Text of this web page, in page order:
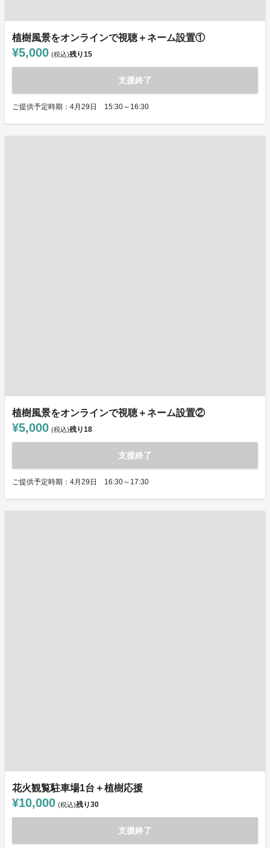
植樹風景をオンラインで視聴＋ネーム設置①
¥5,000 (税込)残り15
支援終了
ご提供予定時期：4月29日 15:30～16:30
植樹風景をオンラインで視聴＋ネーム設置②
¥5,000 (税込)残り18
支援終了
ご提供予定時期：4月29日 16:30～17:30
花火観覧駐車場1台＋植樹応援
¥10,000 (税込)残り30
支援終了